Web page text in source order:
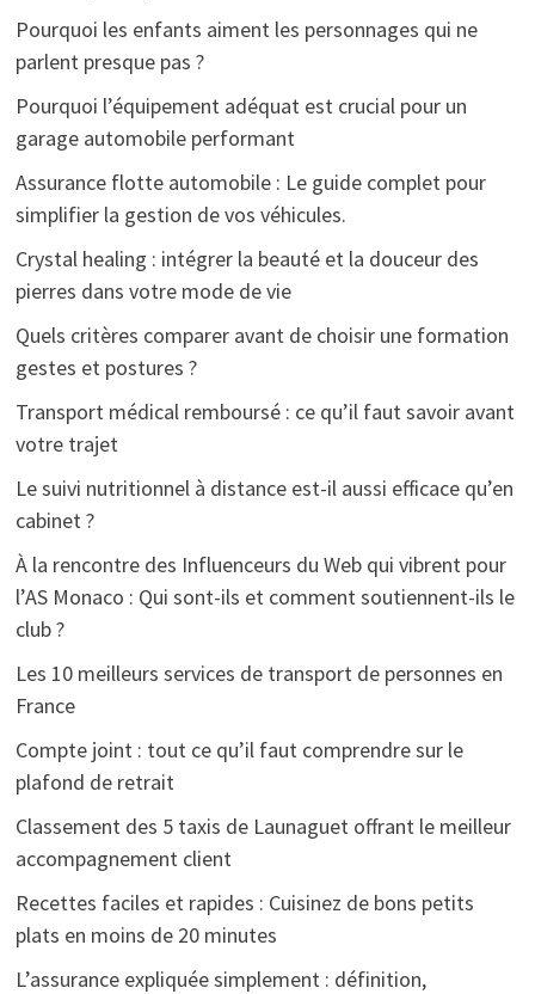
Pourquoi les enfants aiment les personnages qui ne
parlent presque pas ?
Pourquoi l’équipement adéquat est crucial pour un
garage automobile performant
Assurance flotte automobile : Le guide complet pour
simplifier la gestion de vos véhicules.
Crystal healing : intégrer la beauté et la douceur des
pierres dans votre mode de vie
Quels critères comparer avant de choisir une formation
gestes et postures ?
Transport médical remboursé : ce qu’il faut savoir avant
votre trajet
Le suivi nutritionnel à distance est-il aussi efficace qu’en
cabinet ?
À la rencontre des Influenceurs du Web qui vibrent pour
l’AS Monaco : Qui sont-ils et comment soutiennent-ils le
club ?
Les 10 meilleurs services de transport de personnes en
France
Compte joint : tout ce qu’il faut comprendre sur le
plafond de retrait
Classement des 5 taxis de Launaguet offrant le meilleur
accompagnement client
Recettes faciles et rapides : Cuisinez de bons petits
plats en moins de 20 minutes
L’assurance expliquée simplement : définition,